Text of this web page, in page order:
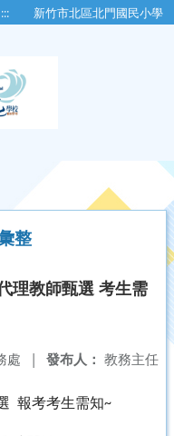
::: 新竹市北區北門國民小學
整
理教師甄選 考生需
發布人： 教務主任
處 |
報考考生需知~